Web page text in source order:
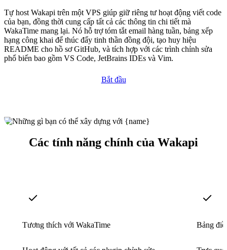
Tự host Wakapi trên một VPS giúp giữ riêng tư hoạt động viết code
của bạn, đồng thời cung cấp tất cả các thông tin chi tiết mà
WakaTime mang lại. Nó hỗ trợ tóm tắt email hàng tuần, bảng xếp
hạng công khai để thúc đẩy tinh thần đồng đội, tạo huy hiệu
README cho hồ sơ GitHub, và tích hợp với các trình chỉnh sửa
phổ biến bao gồm VS Code, JetBrains IDEs và Vim.
Bắt đầu
Các tính năng chính của Wakapi
Tương thích với WakaTime Bảng